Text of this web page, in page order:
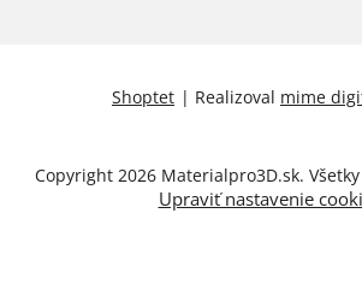
Shoptet | Realizoval mime
Copyright 2026 Materialpro3D.sk.
Upraviť nastavenie